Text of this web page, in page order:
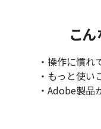
こ
・操作に慣
・もっと使い
・Adobe製品